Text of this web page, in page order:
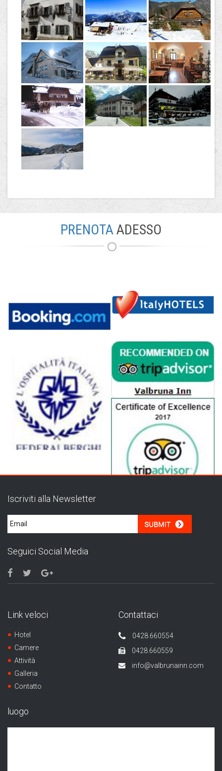
PRENOTAADESSO
Iscriviti alla Newsletter
Seguici Social Media
Link veloci
Hotel
Camere
Attività
Galleria
Contatto
Contattaci
0428.660554
0428.660559
info@valbrunainn.com
luogo